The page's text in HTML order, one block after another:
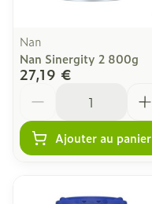
Nan
Nan Sinergity 2 800g
27,19 €
Ajouter au panier